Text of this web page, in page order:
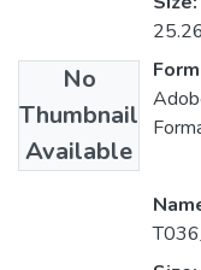
No
Thumbnail
Available